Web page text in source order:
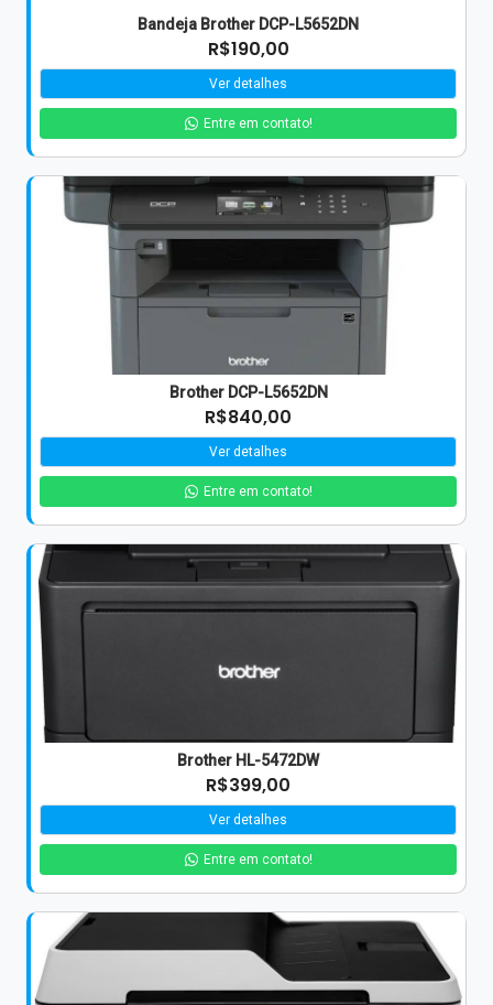
Bandeja Brother DCP-L5652DN
R$190,00
Ver detalhes
Entre em contato!
Brother DCP-L5652DN
R$840,00
Ver detalhes
Entre em contato!
Brother HL-5472DW
R$399,00
Ver detalhes
Entre em contato!